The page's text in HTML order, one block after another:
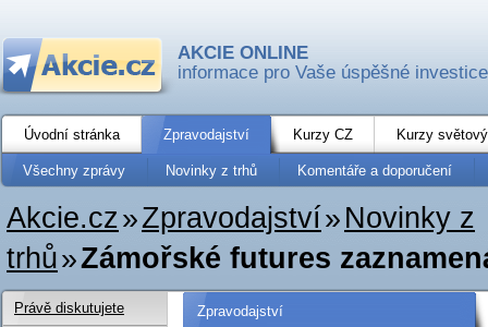
AKCIE ONLINE
informace pro Vaše úspěšné investice
Úvodní stránka Zpravodajství Kurzy CZ Kurzy
Všechny zprávy Novinky z trhů Komentáře a doporučení
Akcie.cz»Zpravodajství» Novinky z
trhů»Zámořské futures
Zpravodajství
Právě diskutujete